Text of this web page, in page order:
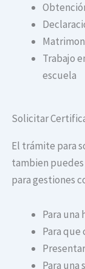
Trabajo
escuela
Solicitar
El trámite para
tambien
para gestiones
Para una
Para
Para una